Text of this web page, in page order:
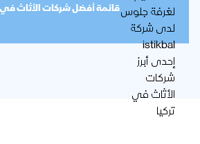
قائمة أفضل شركات الأثاث في